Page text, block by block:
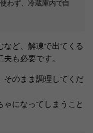
わず、冷蔵庫内で自
など、解凍で出てくる
も必要です。
そのまま調理してくだ
になってしまうこと